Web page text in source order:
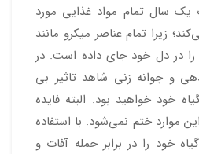
سال تمام مواد غذایی مورد
زیرا تمام عناصر میکرو مانند
در دل خود جای داده است. در
و جوانه زنی شاهد تاثیر بی
خود خواهید بود. البته فایده
موارد ختم نمی‌شود. با استفاده
خود را در برابر حمله آفات و